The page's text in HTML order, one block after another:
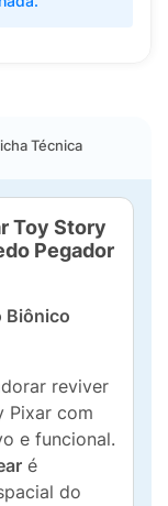
Técnica
Toy Story
Pegador
Biônico
reviver
Pixar com
e funcional.
é
do